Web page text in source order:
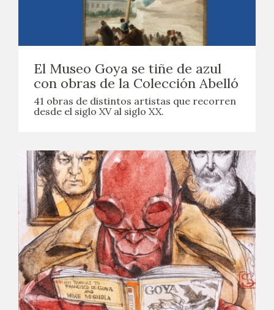
El Museo Goya se tiñe de azul
con obras de la Colección Abelló
41 obras de distintos artistas que recorren
desde el siglo XV al siglo XX.